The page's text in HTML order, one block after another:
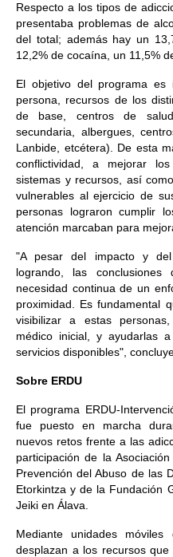
Respecto a los tipos de
presentaba problemas de
del total; además hay un
12,2% de cocaína, un 11,5%
El objetivo del programa es
persona, recursos de los
de base, centros de
secundaria, albergues,
Lanbide, etcétera). De esta
conflictividad, a mejorar
sistemas y recursos, así
vulnerables al ejercicio de
personas lograron cumplir
atención marcaban para
"A pesar del impacto y
logrando, las
necesidad continua de un
proximidad. Es fundamental
visibilizar a estas
médico inicial, y ayudarlas
servicios disponibles",
Sobre ERDU
El programa ERDU-
fue puesto en marcha
nuevos retos frente a las
participación de la
Prevención del Abuso de las
Etorkintza y de la Fundación
Jeiki en Álava.
Mediante unidades
desplazan a los recursos